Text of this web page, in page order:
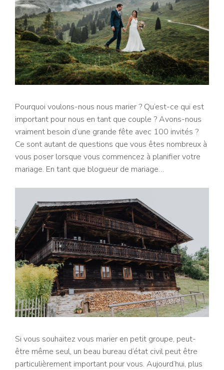
Pourquoi voulons-nous nous marier ? Qu’est-ce qui est
important pour nous en tant que couple ? Avons-nous
vraiment besoin d’une grande fête avec 100 invités ?
Ce sont autant de questions que vous êtes nombreux à
vous poser lorsque vous commencez à planifier votre
mariage. En tant que blogueur de mariage…
Si vous souhaitez vous marier en petit groupe, peut-
être même seul, un beau bureau d’état civil peut être
particulièrement important pour vous. Aujourd’hui, plus